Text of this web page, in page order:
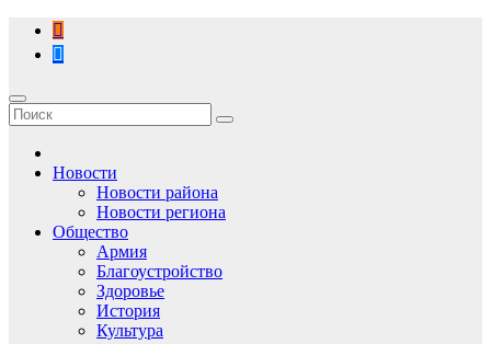
Перейти
содержимому
Новости
Новости района
Новости региона
Общество
Армия
Благоустройство
Здоровье
История
Культура